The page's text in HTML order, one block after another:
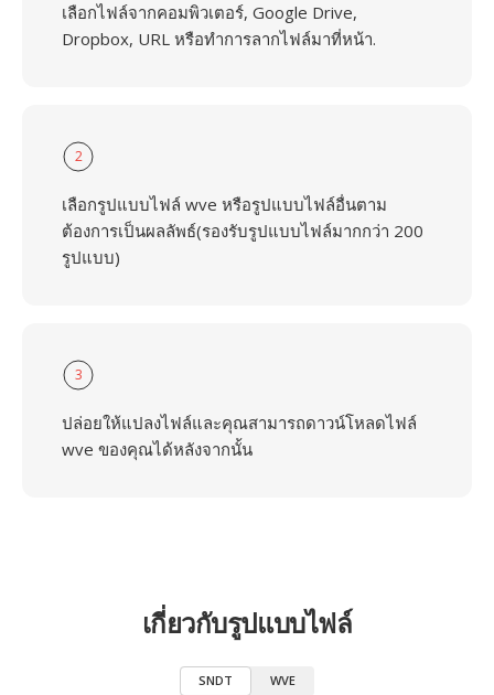
เลือกไฟล์จากคอมพิวเตอร์, Google Drive,
Dropbox, URL หรือทำการลากไฟล์มาที่หน้า.
2
เลือกรูปแบบไฟล์ wve หรือรูปแบบไฟล์อื่นตาม
ต้องการเป็นผลลัพธ์(รองรับรูปแบบไฟล์มากกว่า 200
รูปแบบ)
3
ปล่อยให้แปลงไฟล์และคุณสามารถดาวน์โหลดไฟล์
wve ของคุณได้หลังจากนั้น
เกี่ยวกับรูปแบบไฟล์
SNDT WVE